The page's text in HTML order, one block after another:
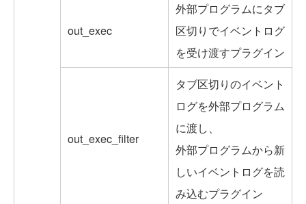
out_exec
外部プログラムにタブ
区切りでイベントログ
を受け渡すプラグイン
out_exec_filter
タブ区切りのイベント
ログを外部プログラム
に渡し、
外部プログラムから新
しいイベントログを読
み込むプラグイン